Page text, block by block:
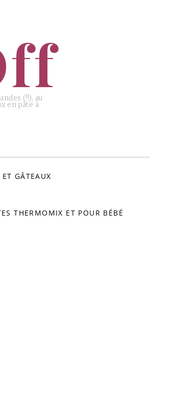
(!!), au
en pâte à
ET GÂTEAUX
THERMOMIX ET POUR BÉBÉ